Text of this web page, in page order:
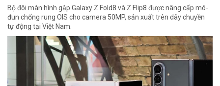
Bộ đôi màn hình gập Galaxy Z Fold8 và Z Flip8 được nâng cấp mô-
đun chống rung OIS cho camera 50MP, sản xuất trên dây chuyền
tự động tại Việt Nam.